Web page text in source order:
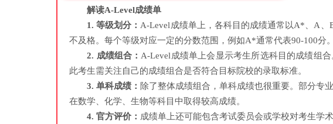
解读A-Level成绩单
1. 等级划分： A-Level成绩单上，各科目的成绩通常以A*、A
不及格。每个等级对应一定的分数范围，例如A*通常代表90-100分。
2. 成绩组合： A-Level成绩单上会显示考生所选科目的成绩组
此考生需关注自己的成绩组合是否符合目标院校的录取标准。
3. 单科成绩： 除了整体成绩组合，单科成绩也很重要。部分专
在数学、化学、生物等科目中取得较高成绩。
4. 官方评价： 成绩单上还可能包含考试委员会或学校对考生学